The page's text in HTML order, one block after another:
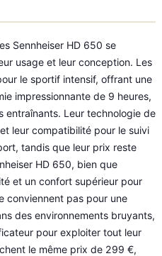
Sennheiser HD 650 se
usage et leur conception. Les
le sportif intensif, offrant une
impressionnante de 9 heures,
entraînants. Leur technologie de
leur compatibilité pour le suivi
tandis que leur prix reste
HD 650, bien que
et un confort supérieur pour
conviennent pas pour une
des environnements bruyants,
pour exploiter tout leur
le même prix de 299 €,